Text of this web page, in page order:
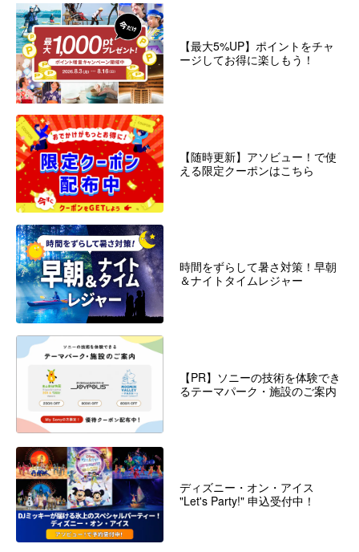
【最大5%UP】ポイントをチャ
ージしてお得に楽しもう！
【随時更新】アソビュー！で使
える限定クーポンはこちら
時間をずらして暑さ対策！早朝
＆ナイトタイムレジャー
【PR】ソニーの技術を体験でき
るテーマパーク・施設のご案内
ディズニー・オン・アイス
"Let's Party!" 申込受付中！